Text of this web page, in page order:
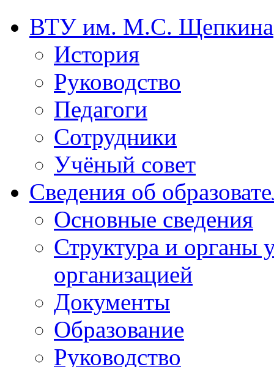
ВТУ им. М.С. Щепкина
История
Руководство
Педагоги
Сотрудники
Учёный совет
Сведения об
Основные сведения
Структура и органы
организацией
Документы
Образование
Руководство